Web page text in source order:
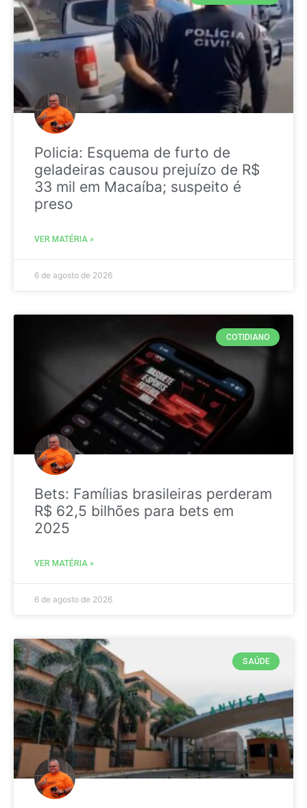
Policia: Esquema de furto de
geladeiras causou prejuízo de R$
33 mil em Macaíba; suspeito é
preso
VER MATÉRIA »
6 de agosto de 2026
COTIDIANO
Bets: Famílias brasileiras perderam
R$ 62,5 bilhões para bets em
2025
VER MATÉRIA »
6 de agosto de 2026
SAÚDE